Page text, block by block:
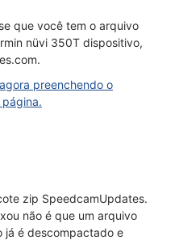
que você tem o arquivo
nüvi 350T dispositivo,
preenchendo o
zip SpeedcamUpdates.
não é que um arquivo
já é descompactado e